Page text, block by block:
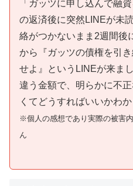
「ガッツに申し込んで融
の返済後に突然LINEが未
絡がつかないまま2週間後
から『ガッツの債権を引
せよ』というLINEが来ま
違う金額で、明らかに不
くてどうすればいいかわか
※個人の感想であり実際の被害
ん